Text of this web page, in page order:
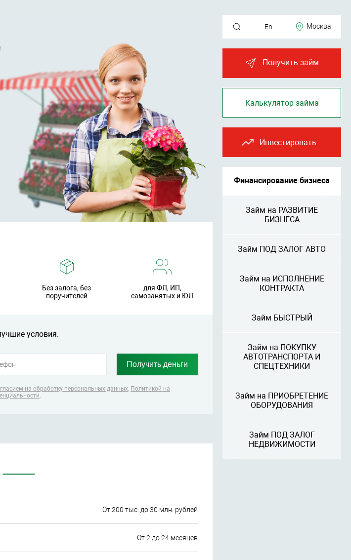
En Москва
Получить займ
Калькулятор займа
Инвестировать
Финансирование бизнеса
Займ на РАЗВИТИЕ
БИЗНЕСА
Займ ПОД ЗАЛОГ АВТО
Займ на ИСПОЛНЕНИЕ
КОНТРАКТА
Займ БЫСТРЫЙ
Займ на ПОКУПКУ
АВТОТРАНСПОРТА И
СПЕЦТЕХНИКИ
Займ на ПРИОБРЕТЕНИЕ
ОБОРУДОВАНИЯ
Займ ПОД ЗАЛОГ
НЕДВИЖИМОСТИ
Без залога, без
поручителей
для ФЛ, ИП,
самозанятых и ЮЛ
условия.
на обработку персональных данных, Политикой на
.
От 200 тыс. до 30 млн. рублей
От 2 до 24 месяцев